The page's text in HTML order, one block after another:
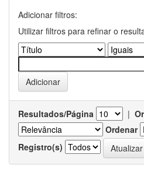
Adicionar filtros:
Utilizar filtros para refinar o
Resultados/Página |
Ordenar
Registro(s)